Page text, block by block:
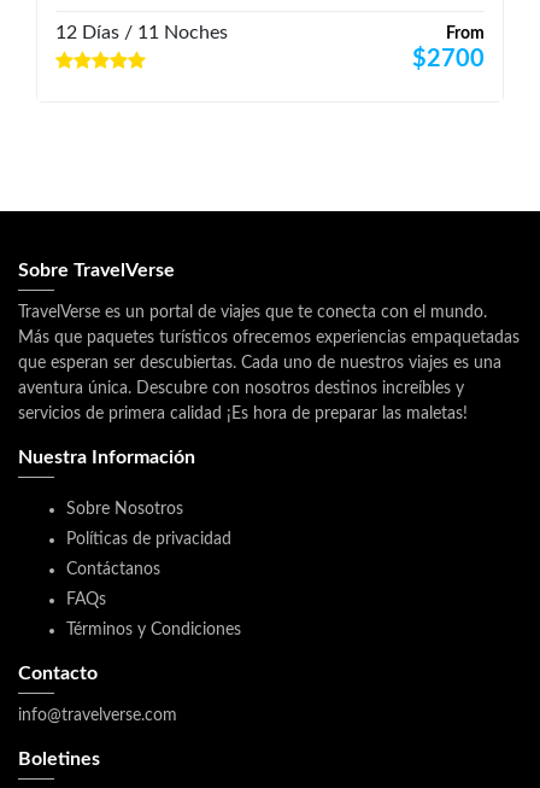
From
$2700
12 Días / 11 Noches
Sobre TravelVerse
TravelVerse es un portal de viajes que te conecta con el mundo.
Más que paquetes turísticos ofrecemos experiencias empaquetadas
que esperan ser descubiertas. Cada uno de nuestros viajes es una
aventura única. Descubre con nosotros destinos increíbles y
servicios de primera calidad ¡Es hora de preparar las maletas!
Nuestra Información
Sobre Nosotros
Políticas de privacidad
Contáctanos
FAQs
Términos y Condiciones
Contacto
info@travelverse.com
Boletines